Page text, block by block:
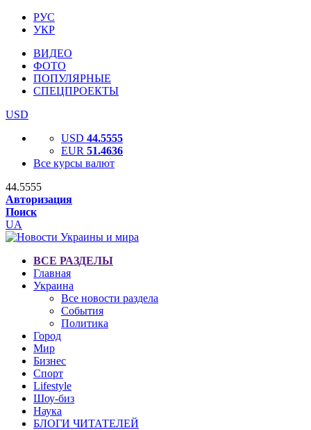
РУС
УКР
ВИДЕО
ФОТО
ПОПУЛЯРНЫЕ
СПЕЦПРОЕКТЫ
USD
USD 44.5555
EUR 51.4636
Все курсы валют
44.5555
Авторизация
Поиск
UA
ВСЕ РАЗДЕЛЫ
Главная
Украина
Все новости раздела
События
Политика
Город
Мир
Бизнес
Спорт
Lifestyle
Шоу-биз
Наука
БЛОГИ ЧИТАТЕЛЕЙ